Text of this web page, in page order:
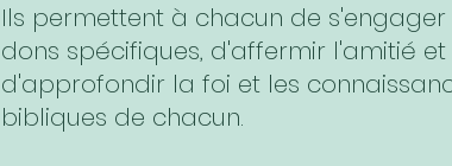
Ils permettent à chacun de s'engager
dons spécifiques, d'affermir l'amitié et
d'approfondir la foi et les
bibliques de chacun.